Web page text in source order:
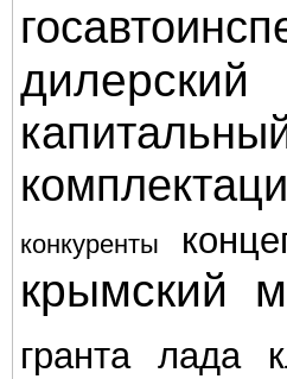
конкуренты
крымский
гранта лада